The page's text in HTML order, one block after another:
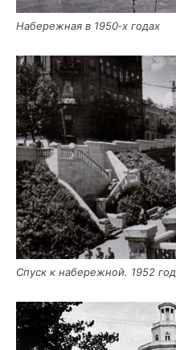
Набе­реж­ная в 1950‑х годах
Спуск к набе­реж­ной. 1952 год